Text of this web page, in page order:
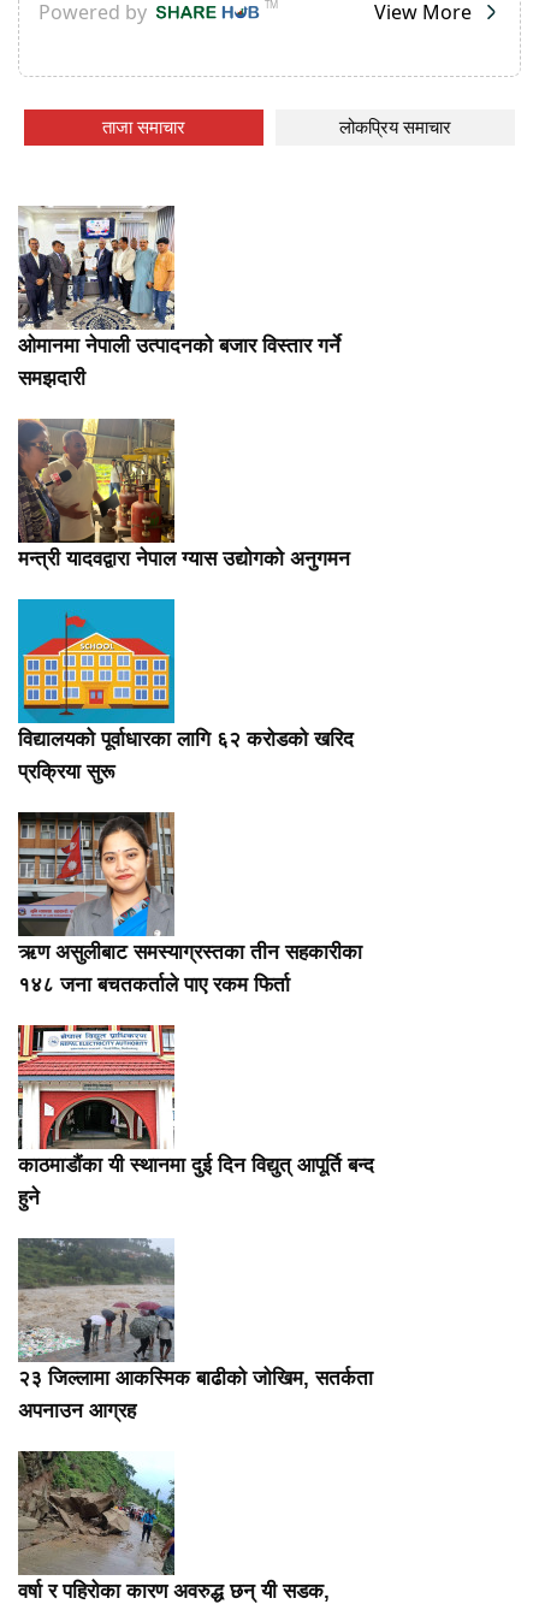
ताजा समाचार लोकप्रिय समाचार
ओमानमा नेपाली उत्पादनको बजार विस्तार गर्ने
समझदारी
मन्त्री यादवद्वारा नेपाल ग्यास उद्योगको अनुगमन
विद्यालयको पूर्वाधारका लागि ६२ करोडको खरिद
प्रक्रिया सुरू
ऋण असुलीबाट समस्याग्रस्तका तीन सहकारीका
१४८ जना बचतकर्ताले पाए रकम फिर्ता
काठमाडौंका यी स्थानमा दुई दिन विद्युत् आपूर्ति बन्द
हुने
२३ जिल्लामा आकस्मिक बाढीको जोखिम, सतर्कता
अपनाउन आग्रह
वर्षा र पहिरोका कारण अवरुद्ध छन् यी सडक,